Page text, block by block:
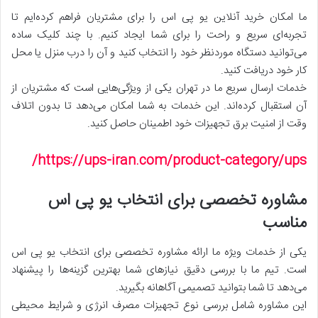
ما امکان خرید آنلاین یو پی اس را برای مشتریان فراهم کرده‌ایم تا
تجربه‌ای سریع و راحت را برای شما ایجاد کنیم. با چند کلیک ساده
می‌توانید دستگاه موردنظر خود را انتخاب کنید و آن را درب منزل یا محل
کار خود دریافت کنید.
خدمات ارسال سریع ما در تهران یکی از ویژگی‌هایی است که مشتریان از
آن استقبال کرده‌اند. این خدمات به شما امکان می‌دهد تا بدون اتلاف
وقت از امنیت برق تجهیزات خود اطمینان حاصل کنید.
https://ups-iran.com/product-category/ups/
مشاوره تخصصی برای انتخاب یو پی اس
مناسب
یکی از خدمات ویژه ما ارائه مشاوره تخصصی برای انتخاب یو پی اس
است. تیم ما با بررسی دقیق نیازهای شما بهترین گزینه‌ها را پیشنهاد
می‌دهد تا شما بتوانید تصمیمی آگاهانه بگیرید.
این مشاوره شامل بررسی نوع تجهیزات مصرف انرژی و شرایط محیطی